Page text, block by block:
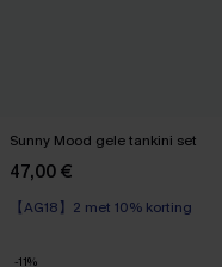
Sunny Mood gele tankini set
47,00 €
【AG18】2 met 10% korting
-11%